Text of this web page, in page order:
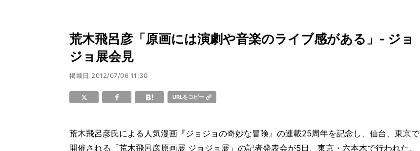
荒木飛呂彦「原画には演劇や音楽のライブ感がある」- ジョ
ジョ展会見
掲載日 2012/07/06 11:30
URLをコピー
荒木飛呂彦氏による人気漫画『ジョジョの奇妙な冒険』の連載25周年を記念し、仙台、東京で
開催される「荒木飛呂彦原画展 ジョジョ展」の記者発表会が5日、東京・六本木で行われた。